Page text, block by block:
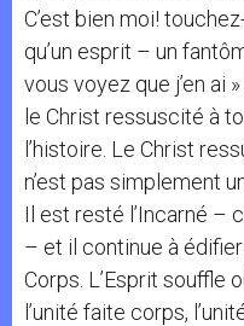
C’est bien moi!
qu’un esprit – un
vous voyez que j’en ai
le Christ ressuscité à
l’histoire. Le Christ
n’est pas simplement
Il est resté l’Incarné –
– et il continue à
Corps. L’Esprit souffle
l’unité faite corps,